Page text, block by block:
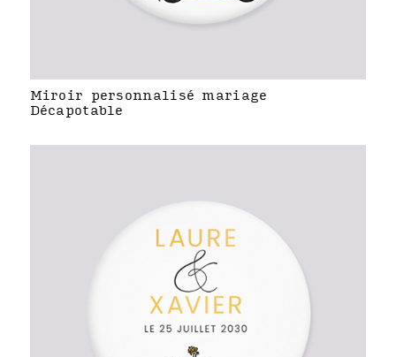
Miroir personnalisé mariage
Décapotable